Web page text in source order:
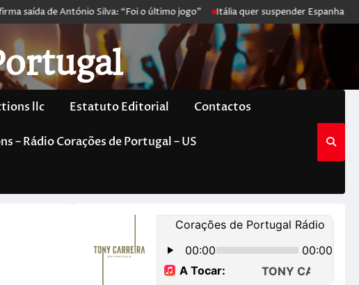
saída de António Silva: “Foi o último jogo” Itália quer suspender Espanha de
llc Estatuto Editorial Contactos
– Rádio Corações de Portugal – US